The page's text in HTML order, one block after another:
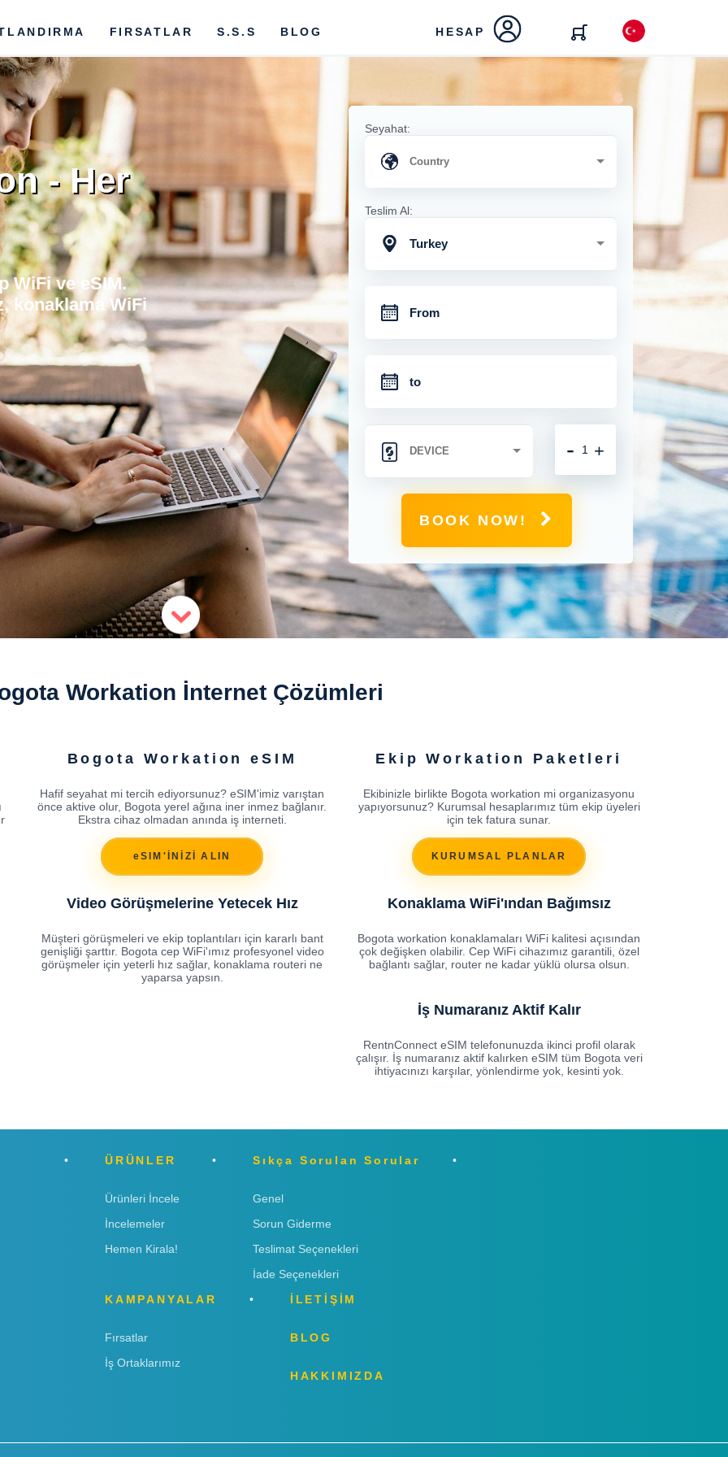
FIRSATLAR S.S.S BLOG HESAP
- Her
WiFi ve eSIM.
konaklama WiFi
Seyahat:
Teslim Al:
Turkey
+
-
BOOK NOW!
Workation İnternet Çözümleri
Bogota Workation eSIM
Hafif seyahat mi tercih ediyorsunuz? eSIM'imiz varıştan
önce aktive olur, Bogota yerel ağına iner inmez bağlanır.
Ekstra cihaz olmadan anında iş interneti.
eSIM'İNİZİ ALIN
Ekip Workation Paketleri
Ekibinizle birlikte Bogota workation mi organizasyonu
yapıyorsunuz? Kurumsal hesaplarımız tüm ekip üyeleri
için tek fatura sunar.
KURUMSAL PLANLAR
Video Görüşmelerine Yetecek Hız
Müşteri görüşmeleri ve ekip toplantıları için kararlı bant
genişliği şarttır. Bogota cep WiFi'ımız profesyonel video
görüşmeler için yeterli hız sağlar, konaklama routeri ne
yaparsa yapsın.
Konaklama WiFi'ından Bağımsız
Bogota workation konaklamaları WiFi kalitesi açısından
çok değişken olabilir. Cep WiFi cihazımız garantili, özel
bağlantı sağlar, router ne kadar yüklü olursa olsun.
İş Numaranız Aktif Kalır
RentnConnect eSIM telefonunuzda ikinci profil olarak
çalışır. İş numaranız aktif kalırken eSIM tüm Bogota veri
ihtiyacınızı karşılar, yönlendirme yok, kesinti yok.
ÜRÜNLER
Ürünleri İncele
İncelemeler
Hemen Kirala!
Sıkça Sorulan Sorular
Genel
Sorun Giderme
Teslimat Seçenekleri
İade Seçenekleri
KAMPANYALAR
Fırsatlar
İş Ortaklarımız
İLETİŞİM
BLOG
HAKKIMIZDA